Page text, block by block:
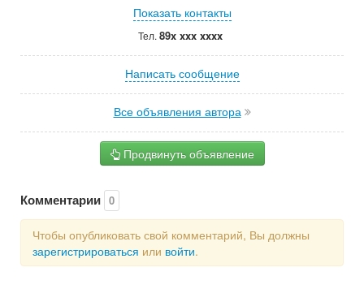
Показать контакты
Тел. 89x xxx xxxx
Написать сообщение
Все объявления автора
Продвинуть объявление
Комментарии 0
Чтобы опубликовать свой комментарий, Вы должны
зарегистрироваться или войти.